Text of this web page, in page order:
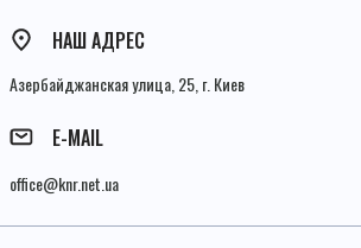
НАШ АДРЕС
Азербайджанская улица, 25, г. Киев
E-MAIL
office@knr.net.ua